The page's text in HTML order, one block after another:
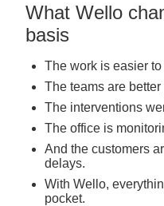
What Wello
basis
The work is easier
The teams are better
The interventions
The office is
And the customers
delays.
With Wello,
pocket.